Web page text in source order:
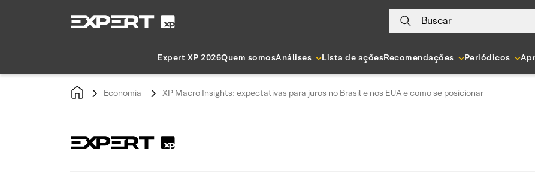
Buscar
Expert XP 2026Quem somosAnálises Lista de açõesRecomendações Periódicos
Economia XP Macro Insights: expectativas para juros no Brasil e nos EUA e como se posicionar